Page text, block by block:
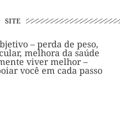
SITE
– perda de peso,
melhora da saúde
viver melhor –
você em cada passo